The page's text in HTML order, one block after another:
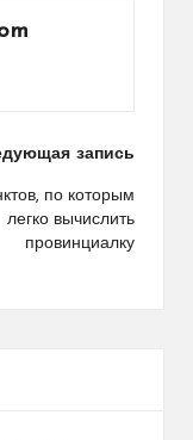
запись
по которым
легко вычислить
провинциалку